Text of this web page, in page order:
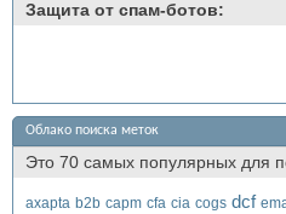
Защита от спам-ботов:
Облако поиска меток
Это 70 самых популярных для
axapta b2b capm cfa cia cogs dcf